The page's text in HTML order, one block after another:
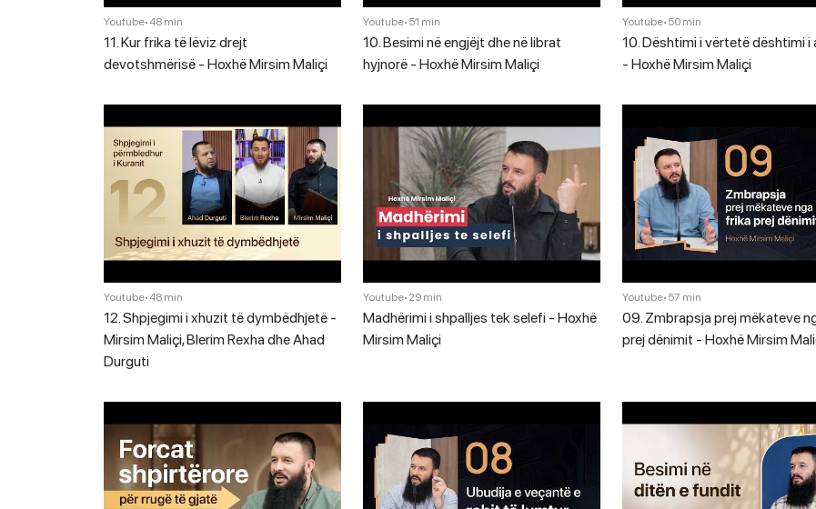
Youtube• 48 min
11. Kur frika të lëviz drejt
devotshmërisë - Hoxhë Mirsim Maliçi
Youtube• 51 min
10. Besimi në engjëjt dhe në librat
hyjnorë - Hoxhë Mirsim Maliçi
Youtube• 50 min
10. Dështimi i vërtetë dështimi i
- Hoxhë Mirsim Maliçi
Youtube• 48 min
12. Shpjegimi i xhuzit të dymbëdhjetë -
Mirsim Maliçi, Blerim Rexha dhe Ahad
Durguti
Youtube• 29 min
Madhërimi i shpalljes tek selefi - Hoxhë
Mirsim Maliçi
Youtube• 57 min
09. Zmbrapsja prej mëkateve
prej dënimit - Hoxhë Mirsim